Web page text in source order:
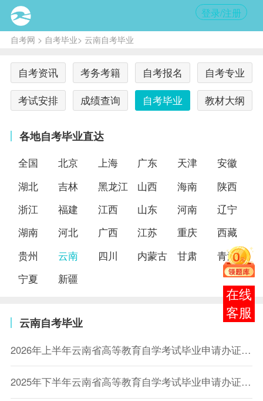
登录/注册
自考网 > 自考毕业> 云南自考毕业
自考资讯 考务考籍 自考报名
自考专业
考试安排
成绩查询 自考毕业 教材大纲
各地自考毕业直达
全国 北京 上海 广东 天津
安徽
湖北
吉林 黑龙江 山西 海南
陕西
浙江
福建 江西 山东 河南
辽宁
湖南
河北 广西 江苏 重庆
西藏
贵州
云南 四川 内蒙古 甘肃
青海
宁夏
新疆
云南自考毕业
2026年上半年云南省高等教育自学考试毕业申请办证须知
2025年下半年云南省高等教育自学考试毕业申请办证须知
在线
客服